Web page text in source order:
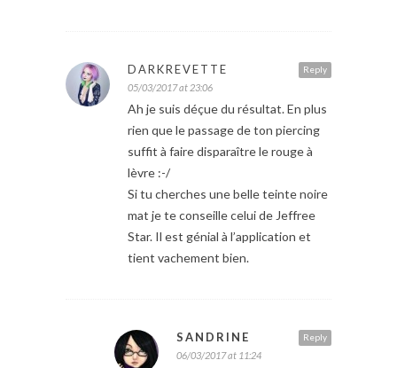
Reply
DARKREVETTE
05/03/2017 at 23:06
Ah je suis déçue du résultat. En plus
rien que le passage de ton piercing
suffit à faire disparaître le rouge à
lèvre :-/
Si tu cherches une belle teinte noire
mat je te conseille celui de Jeffree
Star. Il est génial à l’application et
tient vachement bien.
Reply
SANDRINE
06/03/2017 at 11:24